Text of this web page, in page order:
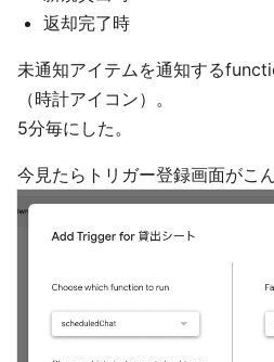
返却完了時
未通知アイテムを通知する
（時計アイコン）。
5分毎にした。
今見たらトリガー登録画面がこ